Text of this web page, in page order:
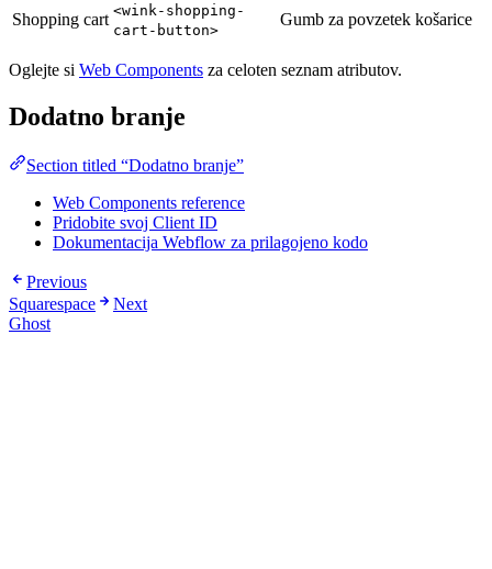
Shopping cart <wink-shopping-
cart-button>
Gumb za povzetek košarice
Oglejte si Web Components za celoten seznam atributov.
Dodatno branje
Section titled “Dodatno branje”
Web Components reference
Pridobite svoj Client ID
Dokumentacija Webflow za prilagojeno kodo
Previous
Squarespace
Next
Ghost